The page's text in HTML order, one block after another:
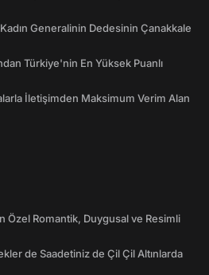
Generalinin Dedesinin Çanakkale
Türkiye'nin En Yüksek Puanlı
İletişimden Maksimum Verim Alan
Özel Romantik, Duygusal ve Resimli
de Saadetiniz de Çil Çil Altınlarda